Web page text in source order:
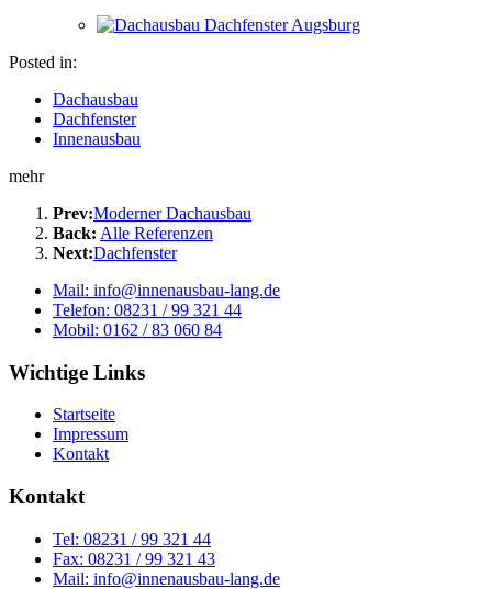
Posted in:
Dachausbau
Dachfenster
Innenausbau
mehr
Prev:Moderner Dachausbau
Back: Alle Referenzen
Next:Dachfenster
Mail: info@innenausbau-lang.de
Telefon: 08231 / 99 321 44
Mobil: 0162 / 83 060 84
Wichtige Links
Startseite
Impressum
Kontakt
Kontakt
Tel: 08231 / 99 321 44
Fax: 08231 / 99 321 43
Mail: info@innenausbau-lang.de